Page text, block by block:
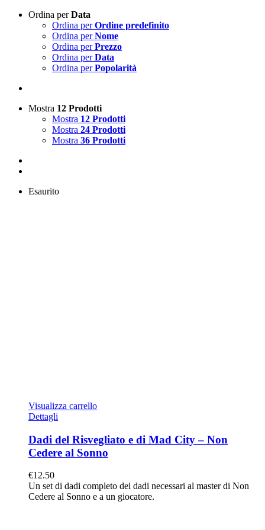
Ordina perData
Ordina perOrdine predefinito
Ordina perNome
Ordina perPrezzo
Ordina perData
Ordina perPopolarità
Mostra 12 Prodotti
Mostra 12 Prodotti
Mostra 24 Prodotti
Mostra 36 Prodotti
Esaurito
Visualizza carrello
Dettagli
Dadi del Risvegliato e di Mad City – Non
Cedere al Sonno
€12.50
Un set di dadi completo dei dadi necessari al master di Non
Cedere al Sonno e a un giocatore.